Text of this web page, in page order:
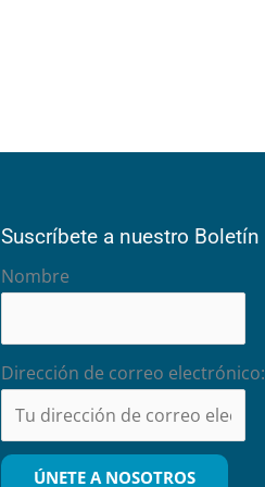
Suscríbete a nuestro Boletín
Nombre
Dirección de correo electrónico: